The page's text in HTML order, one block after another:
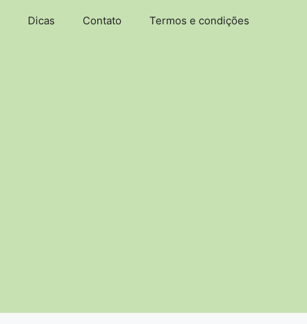
Dicas Contato Termos e condições